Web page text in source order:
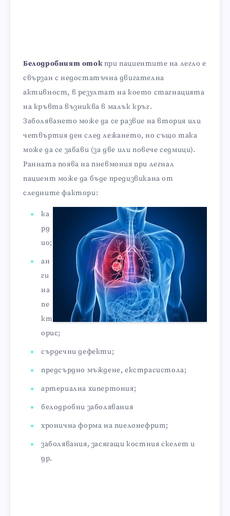
Белодробният оток при пациентите на легло е
свързан с недостатъчна двигателна
активност, в резултат на което стагнацията
на кръвта възниква в малък кръг.
Заболяването може да се развие на втория или
четвъртия ден след лежането, но също така
може да се забави (за две или повече седмици).
Ранната поява на пневмония при легнал
пациент може да бъде предизвикана от
следните фактори:
ка
рд
ио;
ан
ги
на
пе
кт
орис;
сърдечни дефекти;
предсърдно мъждене, екстрасистола;
артериална хипертония;
белодробни заболявания
хронична форма на пиелонефрит;
заболявания, засягащи костния скелет и
др.